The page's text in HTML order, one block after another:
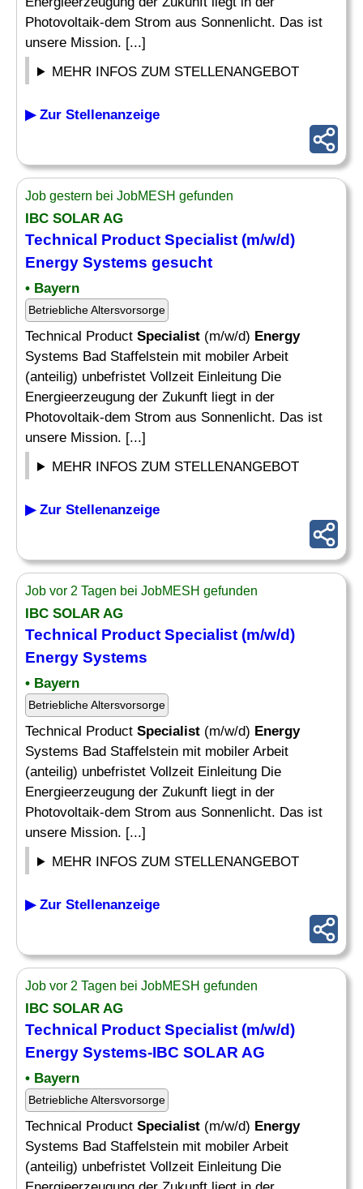
Photovoltaik-dem Strom aus Sonnenlicht. Das ist
unsere Mission. [...]
MEHR INFOS ZUM STELLENANGEBOT
▶ Zur Stellenanzeige
Job gestern bei JobMESH gefunden
IBC SOLAR AG
Technical Product Specialist (m/w/d)
Energy Systems gesucht
• Bayern
Betriebliche Altersvorsorge
Technical Product Specialist (m/w/d) Energy
Systems Bad Staffelstein mit mobiler Arbeit
(anteilig) unbefristet Vollzeit Einleitung Die
Energieerzeugung der Zukunft liegt in der
Photovoltaik-dem Strom aus Sonnenlicht. Das ist
unsere Mission. [...]
MEHR INFOS ZUM STELLENANGEBOT
▶ Zur Stellenanzeige
Job vor 2 Tagen bei JobMESH gefunden
IBC SOLAR AG
Technical Product Specialist (m/w/d)
Energy Systems
• Bayern
Betriebliche Altersvorsorge
Technical Product Specialist (m/w/d) Energy
Systems Bad Staffelstein mit mobiler Arbeit
(anteilig) unbefristet Vollzeit Einleitung Die
Energieerzeugung der Zukunft liegt in der
Photovoltaik-dem Strom aus Sonnenlicht. Das ist
unsere Mission. [...]
MEHR INFOS ZUM STELLENANGEBOT
▶ Zur Stellenanzeige
Job vor 2 Tagen bei JobMESH gefunden
IBC SOLAR AG
Technical Product Specialist (m/w/d)
Energy Systems-IBC SOLAR AG
• Bayern
Betriebliche Altersvorsorge
Technical Product Specialist (m/w/d) Energy
Systems Bad Staffelstein mit mobiler Arbeit
(anteilig) unbefristet Vollzeit Einleitung Die